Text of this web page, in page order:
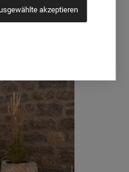
akzeptieren
2024/25
2024/25